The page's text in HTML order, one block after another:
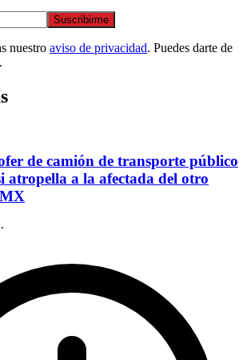
Suscribirme
nuestro aviso de privacidad. Puedes darte de
de camión de transporte público
atropella a la afectada del otro
·